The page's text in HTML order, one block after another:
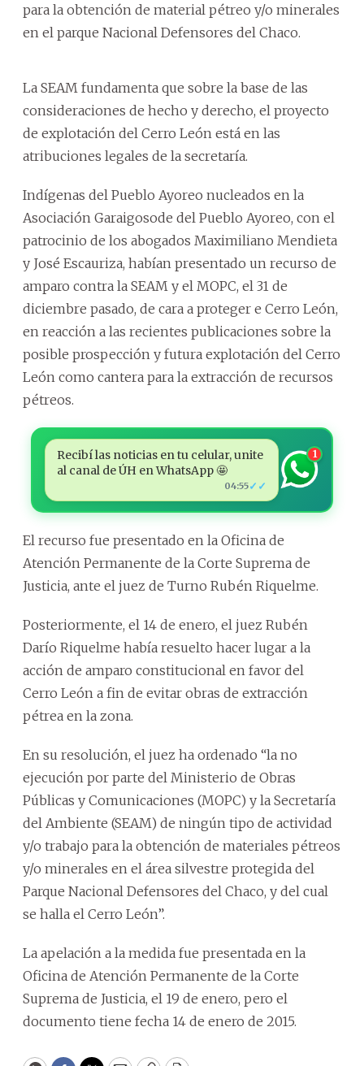
para la obtención de material pétreo y/o minerales
en el parque Nacional Defensores del Chaco.
La SEAM fundamenta que sobre la base de las
consideraciones de hecho y derecho, el proyecto
de explotación del Cerro León está en las
atribuciones legales de la secretaría.
Indígenas del Pueblo Ayoreo nucleados en la
Asociación Garaigosode del Pueblo Ayoreo, con el
patrocinio de los abogados Maximiliano Mendieta
y José Escauriza, habían presentado un recurso de
amparo contra la SEAM y el MOPC, el 31 de
diciembre pasado, de cara a proteger e Cerro León,
en reacción a las recientes publicaciones sobre la
posible prospección y futura explotación del Cerro
León como cantera para la extracción de recursos
pétreos.
Recibí las noticias en tu celular, unite
al canal de ÚH en WhatsApp 🤩
04:55✓✓
1
El recurso fue presentado en la Oficina de
Atención Permanente de la Corte Suprema de
Justicia, ante el juez de Turno Rubén Riquelme.
Posteriormente, el 14 de enero, el juez Rubén
Darío Riquelme había resuelto hacer lugar a la
acción de amparo constitucional en favor del
Cerro León a fin de evitar obras de extracción
pétrea en la zona.
En su resolución, el juez ha ordenado “la no
ejecución por parte del Ministerio de Obras
Públicas y Comunicaciones (MOPC) y la Secretaría
del Ambiente (SEAM) de ningún tipo de actividad
y/o trabajo para la obtención de materiales pétreos
y/o minerales en el área silvestre protegida del
Parque Nacional Defensores del Chaco, y del cual
se halla el Cerro León”.
La apelación a la medida fue presentada en la
Oficina de Atención Permanente de la Corte
Suprema de Justicia, el 19 de enero, pero el
documento tiene fecha 14 de enero de 2015.